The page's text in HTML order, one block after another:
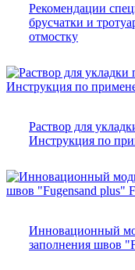
Рекомендации
брусчатки и
отмостку
Раствор для
Инструкция по
Инновационный
заполнения швов